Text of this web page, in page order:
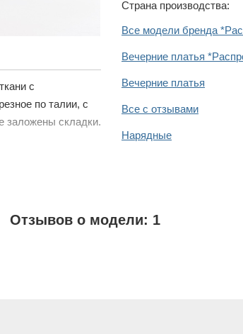
с
по талии, с
заложены складки.
Страна производства:
Все модели бренда
Вечерние платья
Вечерние платья
Все с отзывами
Нарядные
Отзывов о модели: 1